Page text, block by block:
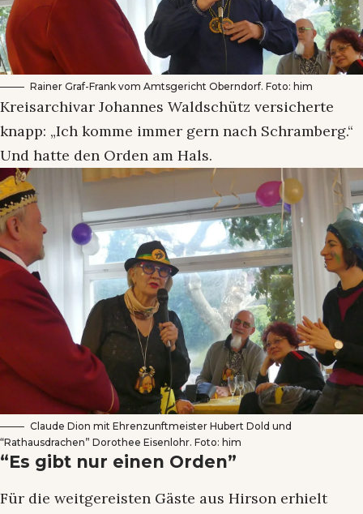
Rainer Graf-Frank vom Amtsgericht Oberndorf. Foto: him
Kreisarchivar Johannes Waldschütz versicherte
knapp: „Ich komme immer gern nach Schramberg.“
Und hatte den Orden am Hals.
Claude Dion mit Ehrenzunftmeister Hubert Dold und
“Rathausdrachen” Dorothee Eisenlohr. Foto: him
“Es gibt nur einen Orden”
Für die weitgereisten Gäste aus Hirson erhielt